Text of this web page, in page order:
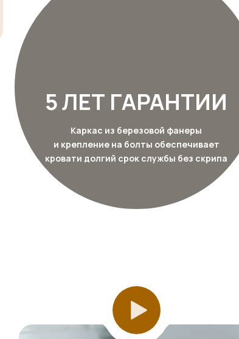
5 ЛЕТ ГАРАНТИИ
Каркас из березовой фанеры
и крепление на болты обеспечивает
кровати долгий срок службы без скрипа